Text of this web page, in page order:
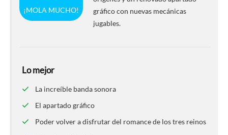
¡MOLA MUCHO!
gráfico con nuevas mecánicas
jugables.
Lo mejor
La increíble banda sonora
El apartado gráfico
Poder volver a disfrutar del romance de los tres reinos